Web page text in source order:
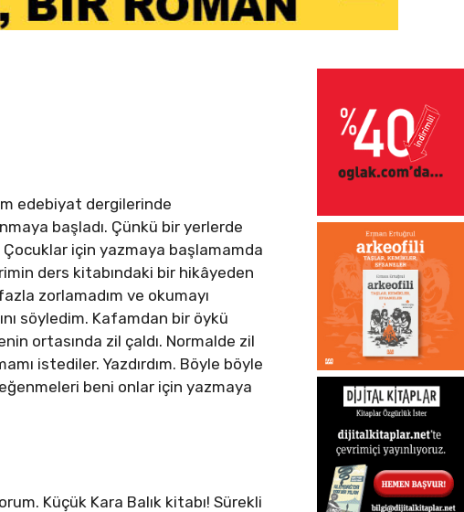
edebiyat dergilerinde
başladı. Çünkü bir yerlerde
Çocuklar için yazmaya başlamamda
ders kitabındaki bir hikâyeden
zorlamadım ve okumayı
söyledim. Kafamdan bir öykü
ortasında zil çaldı. Normalde zil
istediler. Yazdırdım. Böyle böyle
beni onlar için yazmaya
Küçük Kara Balık kitabı! Sürekli